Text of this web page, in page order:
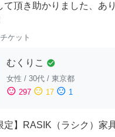
て頂き助かりました、あ
ケット
むくりこ check_circle
女性 / 30代 / 東京都
sentiment_satisfied 297 sentiment_neutral 17 sentiment_dissatisfied 1
定】RASIK（ラシク）家